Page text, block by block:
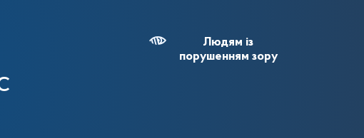
Людям із
порушенням зору